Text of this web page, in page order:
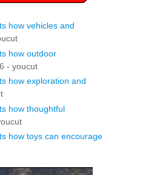
how vehicles and
how outdoor
- youcut
how exploration and
how thoughtful
how toys can encourage